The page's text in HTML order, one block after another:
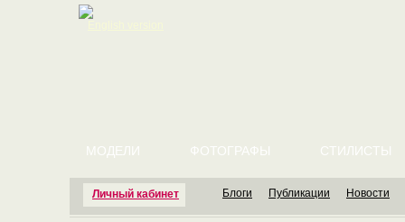
Личный кабинет
МОДЕЛИ ФОТОГРАФЫ СТИЛИСТЫ
Блоги Публикации Новости